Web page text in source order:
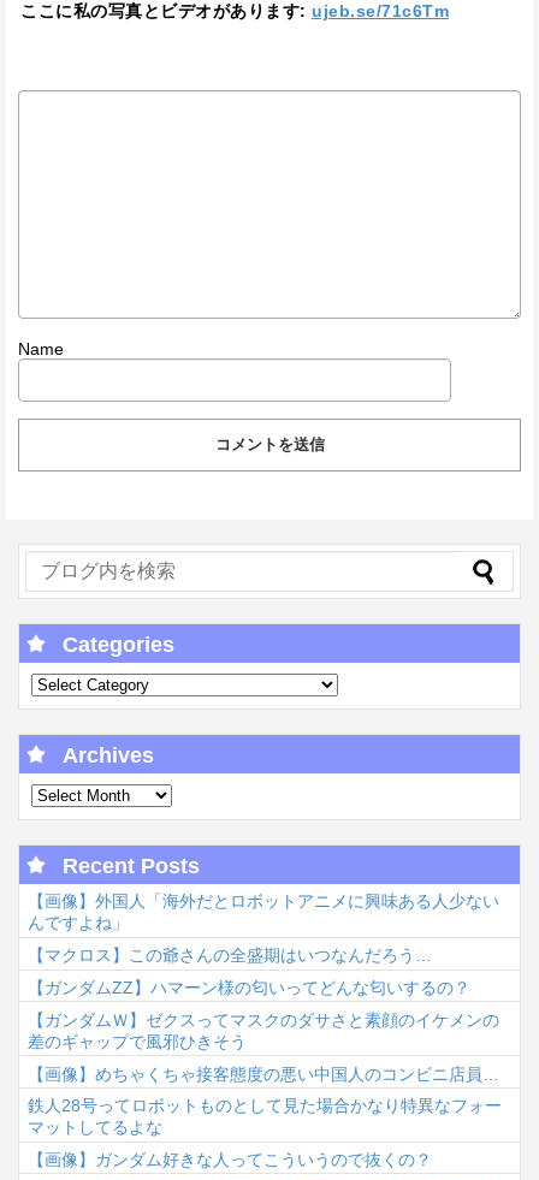
ここに私の写真とビデオがあります: ujeb.se/71c6Tm
Name
Categories
Archives
Recent Posts
【画像】外国人「海外だとロボットアニメに興味ある人少ない
んですよね」
【マクロス】この爺さんの全盛期はいつなんだろう…
【ガンダムΖΖ】ハマーン様の匂いってどんな匂いするの？
【ガンダムＷ】ゼクスってマスクのダサさと素顔のイケメンの
差のギャップで風邪ひきそう
【画像】めちゃくちゃ接客態度の悪い中国人のコンビニ店員…
鉄人28号ってロボットものとして見た場合かなり特異なフォー
マットしてるよな
【画像】ガンダム好きな人ってこういうので抜くの？